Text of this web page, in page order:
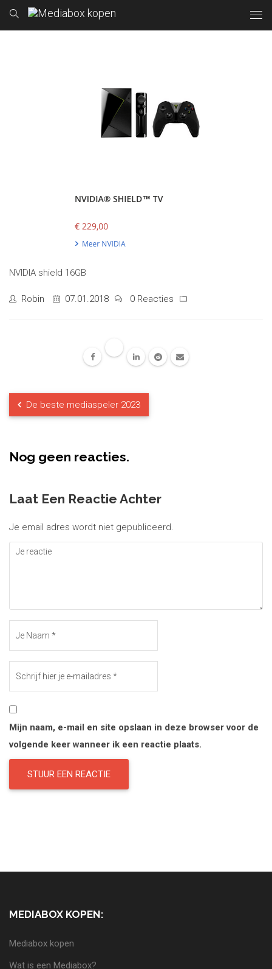
NVIDIA shield 16GB
Robin 07.01.2018 0 Reacties
De beste mediaspeler 2023
Nog geen reacties.
Laat Een Reactie Achter
Je email adres wordt niet gepubliceerd.
Mijn naam, e-mail en site opslaan in deze browser voor de
volgende keer wanneer ik een reactie plaats.
MEDIABOX KOPEN:
Mediabox kopen
Wat is een Mediabox?